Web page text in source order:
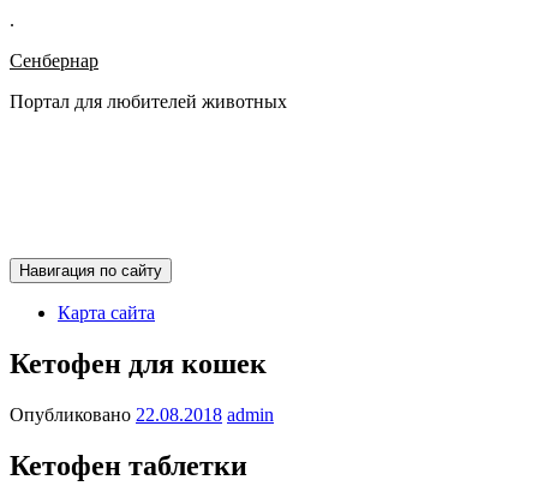
.
Сенбернар
Портал для любителей животных
Навигация по сайту
Карта сайта
Кетофен для кошек
Опубликовано 22.08.2018 admin
Кетофен таблетки